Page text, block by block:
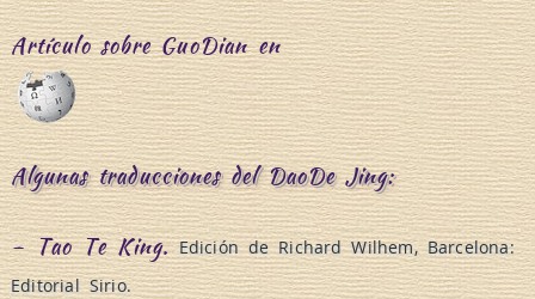
Artículo sobre GuoDian en
Algunas traducciones del DaoDe Jing:
– Tao Te King.Edición de Richard Wilhem, Barcelona:
Editorial Sirio.